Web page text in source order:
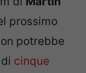
prossimo
potrebbe
cinque